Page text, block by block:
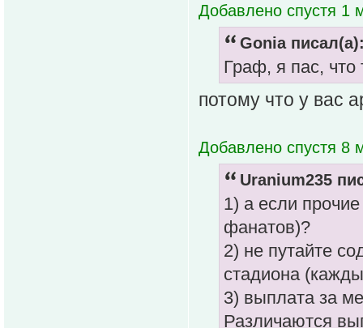
Добавлено спустя 1
Gonia
Граф, я пас,
потому что у вас
Добавлено спустя 8
Uranium235
1) а если
фанатов)?
2) не путайте
стадиона
3) выплата за
Различаются